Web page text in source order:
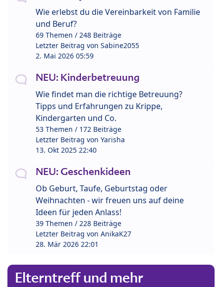
Wie erlebst du die Vereinbarkeit von Familie
und Beruf?
69 Themen / 248 Beiträge
Letzter Beitrag von Sabine2055
2. Mai 2026 05:59
NEU: Kinderbetreuung
Wie findet man die richtige Betreuung?
Tipps und Erfahrungen zu Krippe,
Kindergarten und Co.
53 Themen / 172 Beiträge
Letzter Beitrag von Yarisha
13. Okt 2025 22:40
NEU: Geschenkideen
Ob Geburt, Taufe, Geburtstag oder
Weihnachten - wir freuen uns auf deine
Ideen für jeden Anlass!
39 Themen / 228 Beiträge
Letzter Beitrag von AnikaK27
28. Mär 2026 22:01
Elterntreff und mehr